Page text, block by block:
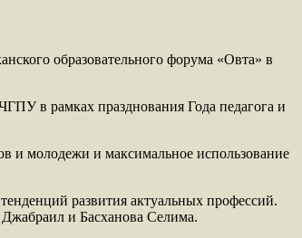
образовательного форума «Овта» в
в рамках празднования Года педагога и
и молодежи и максимальное использование
развития актуальных профессий.
и Басханова Селима.